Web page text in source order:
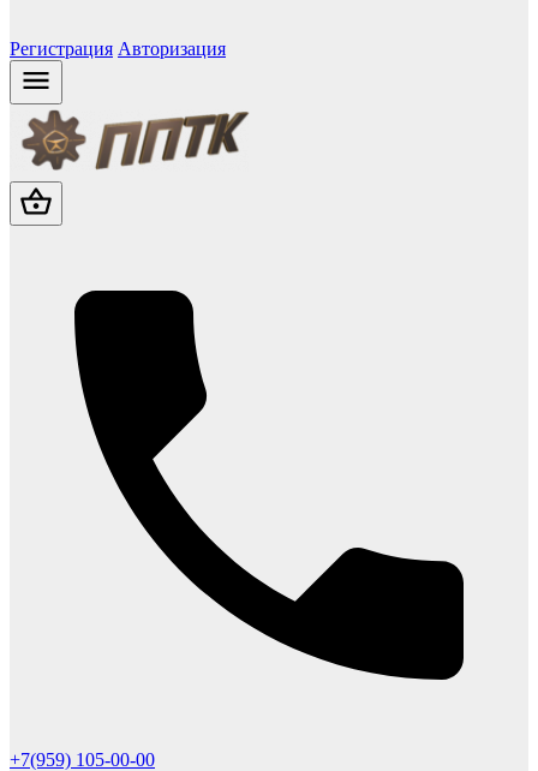
Регистрация Авторизация
+7(959) 105-00-00